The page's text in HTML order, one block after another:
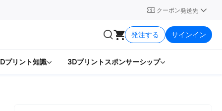
クーポン発送先
発注する サインイン
プリント知識 3Dプリントスポンサーシップ